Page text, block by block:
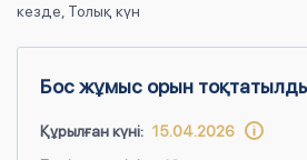
кезде, Толық күн
Бос жұмыс орын
Құрылған күні: 15.04.2026